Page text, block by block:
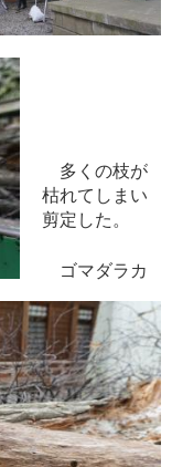
多くの枝が
枯れてしまい
剪定した。
ゴマダラカ